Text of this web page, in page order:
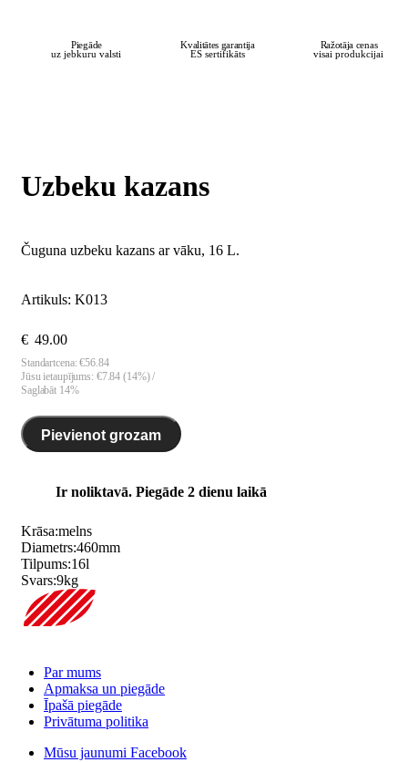
Piegāde
uz jebkuru valsti
Kvalitātes garantija
ES sertifikāts
Ražotāja cenas
visai produkcijai
SAGLABĀT 14%
Uzbeku kazans
Čuguna uzbeku kazans ar vāku, 16 L.
Artikuls: K013
€ 49.00
Standartcena: €56.84
Jūsu ietaupījums: €7.84 (14%)
Saglabāt 14%
Pievienot grozam
Ir noliktavā. Piegāde 2 dienu laikā
Krāsa:melns
Diametrs:460mm
Tilpums:16l
Svars:9kg
Par mums
Apmaksa un piegāde
Īpašā piegāde
Privātuma politika
Mūsu jaunumi Facebook